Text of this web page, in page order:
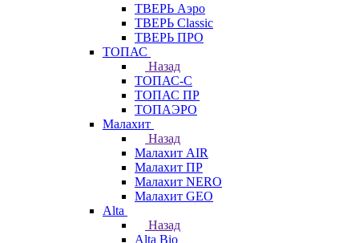
ТВЕРЬ Аэро
ТВЕРЬ Classic
ТВЕРЬ ПРО
ТОПАС
Назад
ТОПАС-С
ТОПАС ПР
ТОПАЭРО
Малахит
Назад
Малахит AIR
Малахит ПР
Малахит NERO
Малахит GEO
Alta
Назад
Alta Bio